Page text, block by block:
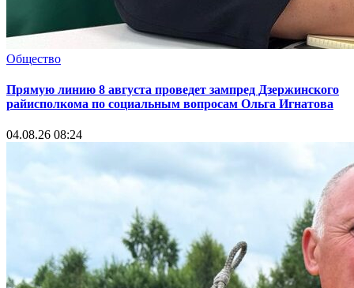
Общество
Прямую линию 8 августа проведет зампред Дзержинского
райисполкома по социальным вопросам Ольга Игнатова
04.08.26 08:24